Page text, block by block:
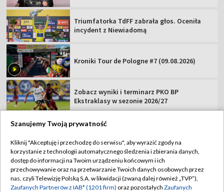
Triumfatorka TdFF zabrała głos. Oceniła
incydent z Niewiadomą
Kroniki Tour de Pologne #7 (09.08.2026)
Zobacz wyniki i terminarz PKO BP
Ekstraklasy w sezonie 2026/27
TVP
Abonament TVP
Sklep TVP
Regulamin TVP
Polityka prywatności
Szanujemy Twoją prywatność
Kliknij "Akceptuję i przechodzę do serwisu", aby wyrazić zgody na
korzystanie z technologii automatycznego śledzenia i zbierania danych,
dostęp do informacji na Twoim urządzeniu końcowym i ich
przechowywanie oraz na przetwarzanie Twoich danych osobowych przez
nas, czyli Telewizję Polską S.A. w likwidacji (zwaną dalej również „TVP”),
Zaufanych Partnerów z IAB* (1201 firm) oraz pozostałych Zaufanych